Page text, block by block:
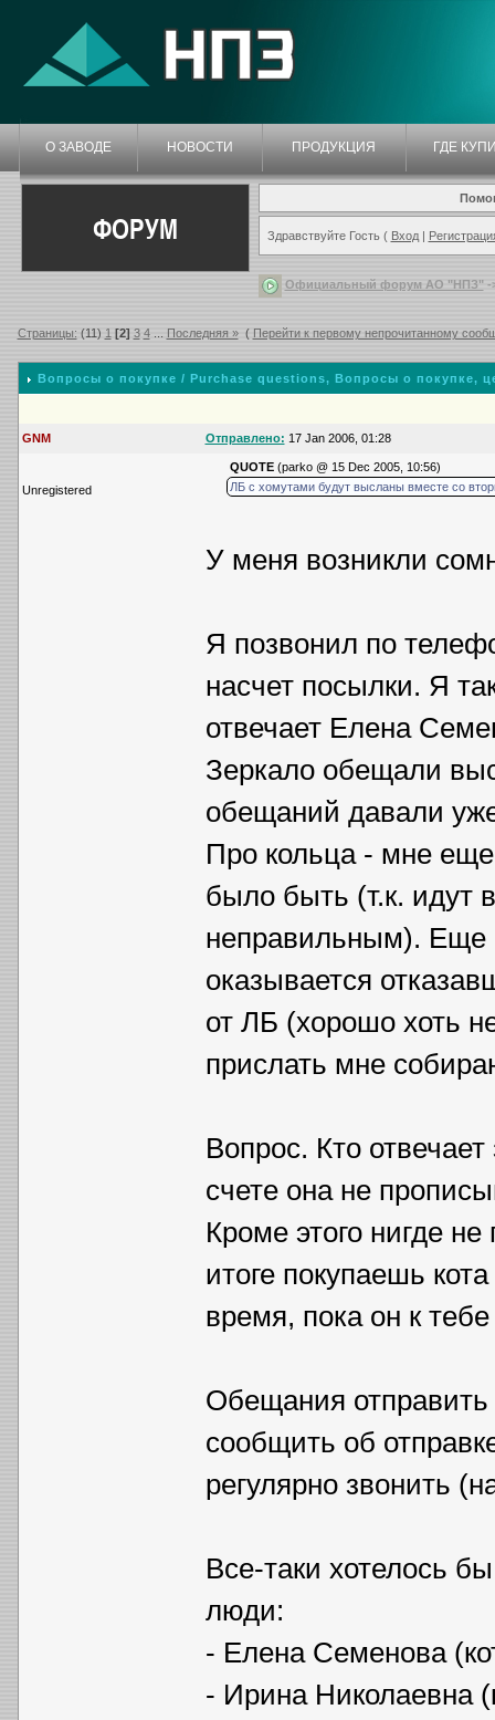
О ЗАВОДЕ НОВОСТИ ПРОДУКЦИЯ ГДЕ
ФОРУМ Здравствуйте Гость ( Вход|
Официальный форум АО "НПЗ"-
Страницы: (11) 1 [2] 3 4... Последняя » ( Перейти к первому непрочитанному
Вопросы о покупке / Purchase questions, Вопросы о покупке,
GNM Отправлено: 17 Jan 2006, 01:28
Unregistered
QUOTE (parko @ 15 Dec 2005, 10:56)
ЛБ с хомутами будут высланы вместе со
У меня возникли
Я позвонил по
насчет посылки. Я
отвечает Елена
Зеркало обещали
обещаний давали
Про кольца - мне
было быть (т.к. идут
неправильным). Еще
оказывается
от ЛБ (хорошо хоть
прислать мне
Вопрос. Кто
счете она не
Кроме этого нигде
итоге покупаешь
время, пока он к тебе
Обещания отправить
сообщить об
регулярно звонить
Все-таки хотелось
люди:
- Елена Семенова
- Ирина Николаевна